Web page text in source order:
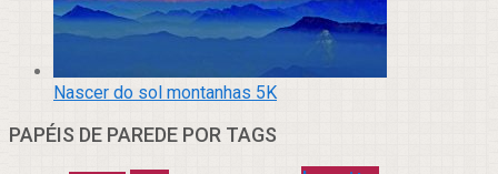
Nascer do sol montanhas 5K
PAPÉIS DE PAREDE POR TAGS